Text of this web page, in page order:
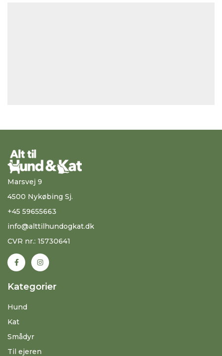
Marsvej 9
4500 Nykøbing Sj.
+45 59655663
info@alttilhundogkat.dk
CVR nr.: 15730641
Kategorier
Hund
Kat
Smådyr
Til ejeren